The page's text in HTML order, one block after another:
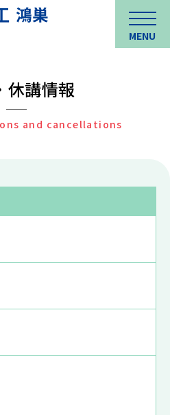
MENU
休講情報
and cancellations